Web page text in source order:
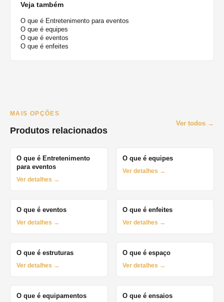
Veja também
O que é Entretenimento para eventos
O que é equipes
O que é eventos
O que é enfeites
MAIS OPÇÕES
Produtos relacionados
Ver todos →
O que é Entretenimento
para eventos
Ver detalhes →
O que é equipes
Ver detalhes →
O que é eventos
Ver detalhes →
O que é enfeites
Ver detalhes →
O que é estruturas
Ver detalhes →
O que é espaço
Ver detalhes →
O que é equipamentos O que é ensaios